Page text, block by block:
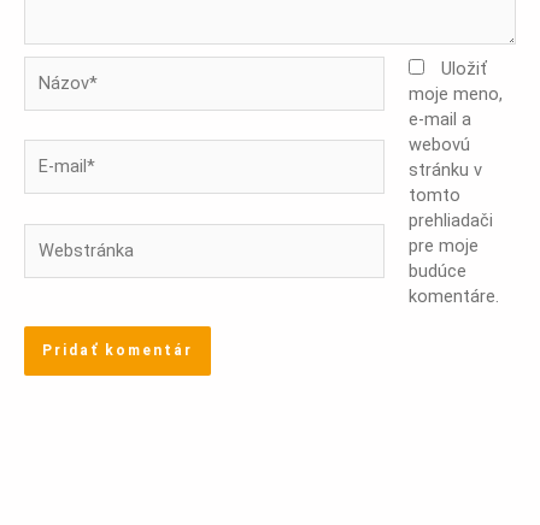
mail*
Uložiť
moje meno,
e-mail a
webovú
stránku v
tomto
prehliadači
pre moje
budúce
komentáre.